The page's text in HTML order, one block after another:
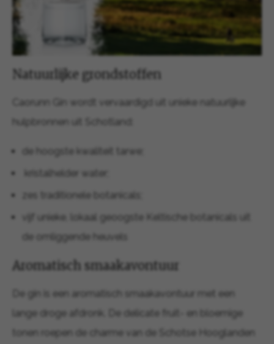
Natuurlijke grondstoffen
Caorunn Gin wordt vervaardigd uit unieke natuurlijke
hulpbronnen uit Schotland:
de hoogste kwaliteit tarwe;
kristalhelder water;
zes traditionele botanicals;
vijf unieke, lokaal geoogste Keltische botanicals uit
de omliggende heuvels
Aromatisch smaakavontuur
De gin is een aromatisch smaakavontuur met een
lange droge afdronk. De delicate fruit- en bloemige
tonen roepen de charme van de Schotse Hooglanden